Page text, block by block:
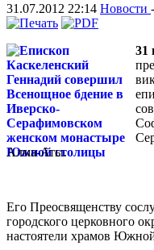
31.07.2012 22:14 Новости -
31
Алма-Аты.
Его Преосвященству
городского церковного
настоятели храмов